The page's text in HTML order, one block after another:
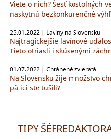
Viete o nich? Šesť kostolných
naskytnú bezkonkurenčné
25.01.2022 | Lavíny na Slovensku
Najtragickejšie lavínové
Tieto otriasli i skúsenými
01.07.2022 | Chránené zvieratá
Na Slovensku žije množstvo
pätici ste tušili?
TIPY